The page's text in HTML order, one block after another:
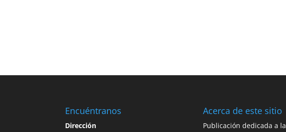
Encuéntranos
Dirección
Acerca de este sitio
Publicación dedicada a la